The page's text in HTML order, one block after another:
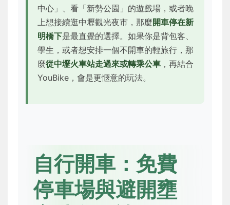
中心」、看「新勢公園」的遊戲場，或者晚
上想接續逛中壢觀光夜市，那麼開車停在新
明橋下是最直覺的選擇。如果你是背包客、
學生，或者想安排一個不開車的輕旅行，那
麼從中壢火車站走過來或轉乘公車 ，再結合
YouBike，會是更愜意的玩法。
自行開車：免費
停車場與避開壅